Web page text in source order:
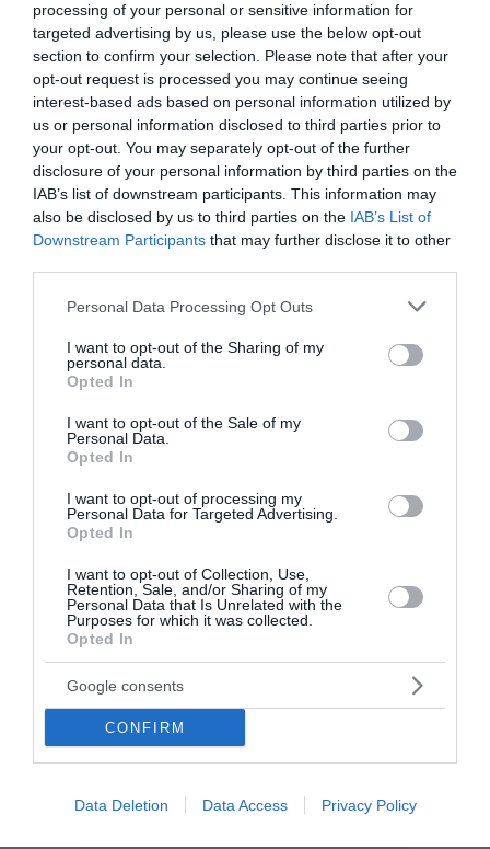
processing of your personal or sensitive information for
targeted advertising by us, please use the below opt-out
section to confirm your selection. Please note that after your
opt-out request is processed you may continue seeing
interest-based ads based on personal information utilized by
us or personal information disclosed to third parties prior to
your opt-out. You may separately opt-out of the further
disclosure of your personal information by third parties on the
IAB’s list of downstream participants. This information may
also be disclosed by us to third parties on the IAB’s List of
Downstream Participants that may further disclose it to other
Please note that this website/app uses one or more Google
not limited to your visit or usage behaviour. You may click to
grant or deny consent to Google and its third-party tags to
use your data for below specified purposes in below Google
consent section.
Personal Data Processing Opt Outs
I want to opt-out of the Sharing of my
personal data.
Opted In
I want to opt-out of the Sale of my
Personal Data.
Opted In
I want to opt-out of processing my
Personal Data for Targeted Advertising.
Opted In
I want to opt-out of Collection, Use,
Retention, Sale, and/or Sharing of my
Personal Data that Is Unrelated with the
Purposes for which it was collected.
Opted In
Google consents
CONFIRM
Data Deletion Data Access Privacy Policy
σήμερα ...
11:16 | 06 Αυγούστου 2026 Ελλάδα
Στον όγδοο αγνοούμενο Γερμανό
τουρίστα ανήκει η σορός που
βρέθηκε στη Σύμη
Στον όγδοο Γερμανό τουρίστα, τα ίχνη του οποίου
αγνοούνταν από το απόγευμα της Κυριακής, ανήκει
τελικά η σορός που εντοπίστηκε τις πρωινές ώρες
της Τετάρτης, στη θαλάσσια περιοχή δυτικά της
Σύμης, σύμφωνα με το...
23:20 | 05 Αυγούστου 2026